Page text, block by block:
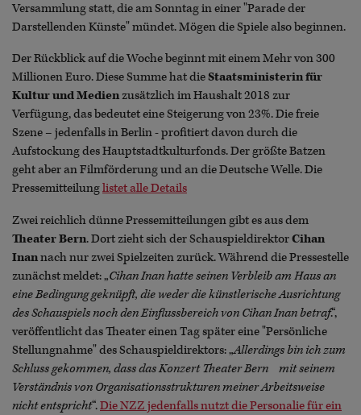
Versammlung statt, die am Sonntag in einer "Parade der
Darstellenden Künste" mündet. Mögen die Spiele also beginnen.
Der Rückblick auf die Woche beginnt mit einem Mehr von 300
Millionen Euro. Diese Summe hat dieStaatsministerin für
Kultur und Medienzusätzlich im Haushalt 2018 zur
Verfügung, das bedeutet eine Steigerung von 23%. Die freie
Szene – jedenfalls in Berlin - profitiert davon durch die
Aufstockung des Hauptstadtkulturfonds. Der größte Batzen
geht aber an Filmförderung und an die Deutsche Welle. Die
Pressemitteilunglistet alle Details
Zwei reichlich dünne Pressemitteilungen gibt es aus dem
Theater Bern. Dort zieht sich der SchauspieldirektorCihan
Inannach nur zwei Spielzeiten zurück. Während die Pressestelle
zunächst meldet: „Cihan Inan hatte seinen Verbleib am Haus an
eine Bedingung geknüpft, die weder die künstlerische Ausrichtung
des Schauspiels noch den Einflussbereich von Cihan Inan betraf.“,
veröffentlicht das Theater einen Tag später eine "Persönliche
Stellungnahme" des Schauspieldirektors: „Allerdings bin ich zum
Schluss gekommen, dass das Konzert Theater Bern mit seinem
Verständnis von Organisationsstrukturen meiner Arbeitsweise
nicht entspricht“.Die NZZ jedenfalls nutzt die Personalie für ein